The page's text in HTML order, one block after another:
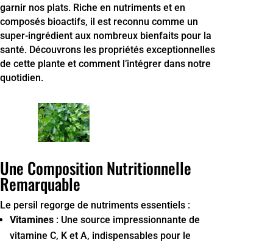
garnir nos plats. Riche en nutriments et en
composés bioactifs, il est reconnu comme un
super-ingrédient aux nombreux bienfaits pour la
santé. Découvrons les propriétés exceptionnelles
de cette plante et comment l’intégrer dans notre
quotidien.
Une Composition Nutritionnelle
Remarquable
Le persil regorge de nutriments essentiels :
Vitamines : Une source impressionnante de
vitamine C, K et A, indispensables pour le